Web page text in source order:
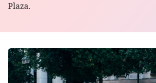
Plaza.